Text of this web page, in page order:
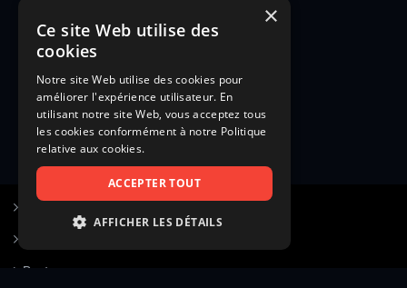
Poster une annonce
×
Ce site Web utilise des
cookies
Notre site Web utilise des cookies pour
améliorer l'expérience utilisateur. En
utilisant notre site Web, vous acceptez tous
les cookies conformément à notre Politique
relative aux cookies.
ACCEPTER TOUT
AFFICHER LES DÉTAILS